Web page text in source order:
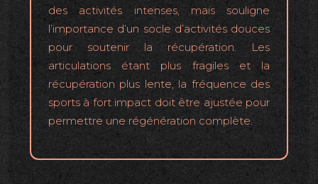
des activités intenses, mais souligne
l’importance d’un socle d’activités douces
pour soutenir la récupération. Les
articulations étant plus fragiles et la
récupération plus lente, la fréquence des
sports à fort impact doit être ajustée pour
permettre une régénération complète.